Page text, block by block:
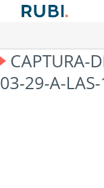
CAPTURA-
03-29-A-